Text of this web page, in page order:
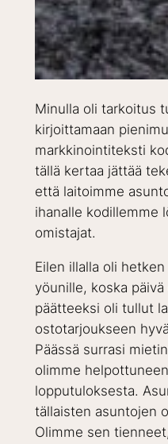
Minulla oli tarkoitus
kirjoittamaan
markkinointiteksti
tällä kertaa jättää
että laitoimme
ihanalle kodillemme
omistajat.
Eilen illalla oli
yöunille, koska
päätteeksi oli tullut
ostotarjoukseen
Päässä surrasi
olimme
lopputuloksesta.
tällaisten asuntojen
Olimme sen